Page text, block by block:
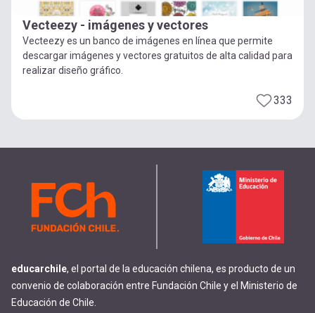
Vecteezy - imágenes y vectores
Vecteezy es un banco de imágenes en línea que permite
descargar imágenes y vectores gratuitos de alta calidad para
realizar diseño gráfico.
333
educarchile, el portal de la educación chilena, es producto de un
convenio de colaboración entre Fundación Chile y el Ministerio de
Educación de Chile.